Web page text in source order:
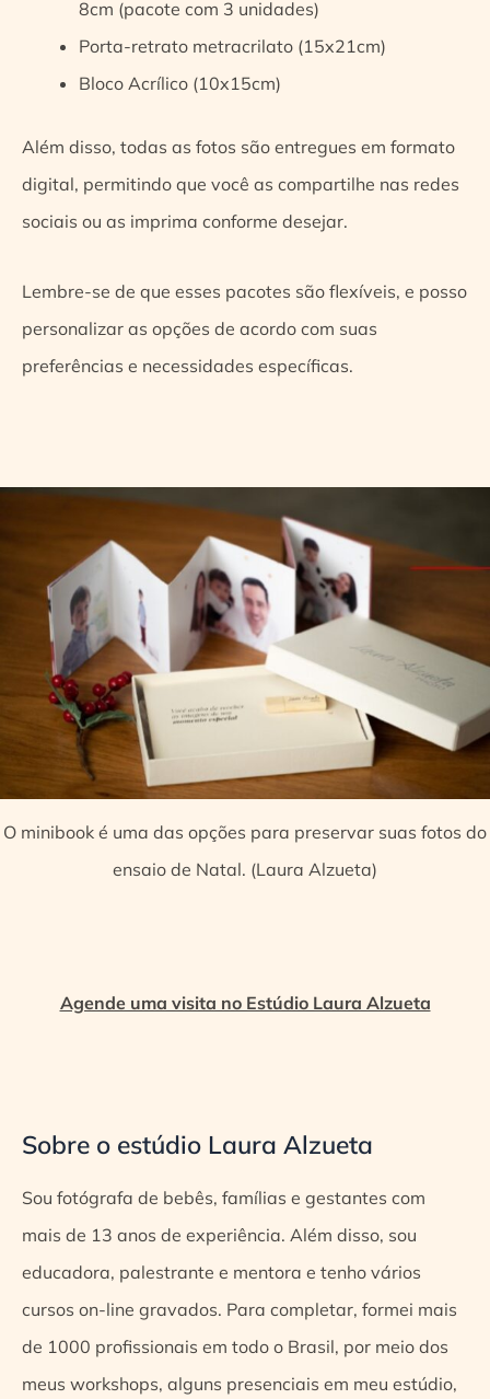
8cm (pacote com 3 unidades)
Porta-retrato metracrilato (15x21cm)
Bloco Acrílico (10x15cm)
Além disso, todas as fotos são entregues em formato
digital, permitindo que você as compartilhe nas redes
sociais ou as imprima conforme desejar.
Lembre-se de que esses pacotes são flexíveis, e posso
personalizar as opções de acordo com suas
preferências e necessidades específicas.
O minibook é uma das opções para preservar suas fotos do
ensaio de Natal. (Laura Alzueta)
Agende uma visita no Estúdio Laura Alzueta
Sobre o estúdio Laura Alzueta
Sou fotógrafa de bebês, famílias e gestantes com
mais de 13 anos de experiência. Além disso, sou
educadora, palestrante e mentora e tenho vários
cursos on-line gravados. Para completar, formei mais
de 1000 profissionais em todo o Brasil, por meio dos
meus workshops, alguns presenciais em meu estúdio,